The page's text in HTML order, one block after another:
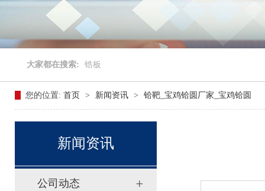
大家都在搜索: 锆板
您的位置: 首页 > 新闻资讯 > 铪靶_宝鸡铪圆厂家_宝鸡铪圆
新闻资讯
公司动态